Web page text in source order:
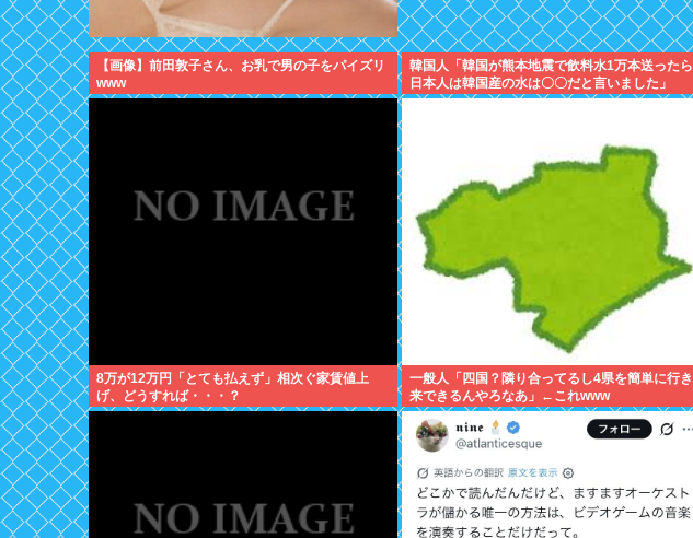
【画像】前田敦子さん、お乳で男の子をパイズリ
www
韓国人「韓国が熊本地震で飲料水1万本送ったら
日本人は韓国産の水は〇〇だと言いました」
8万が12万円「とても払えず」相次ぐ家賃値上
げ、どうすれば・・・？
一般人「四国？隣り合ってるし4県を簡単に行き
来できるんやろなあ」←これwww